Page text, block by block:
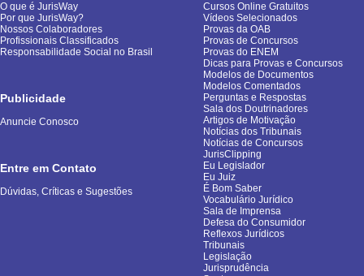
O que é JurisWay
Por que JurisWay?
Nossos Colaboradores
Profissionais Classificados
Responsabilidade Social no Brasil
Publicidade
Anuncie Conosco
Entre em Contato
Dúvidas, Críticas e Sugestões
Cursos Online Gratuitos
Vídeos Selecionados
Provas da OAB
Provas de Concursos
Provas do ENEM
Dicas para Provas e Concursos
Modelos de Documentos
Modelos Comentados
Perguntas e Respostas
Sala dos Doutrinadores
Artigos de Motivação
Notícias dos Tribunais
Notícias de Concursos
JurisClipping
Eu Legislador
Eu Juiz
É Bom Saber
Vocabulário Jurídico
Sala de Imprensa
Defesa do Consumidor
Reflexos Jurídicos
Tribunais
Legislação
Jurisprudência